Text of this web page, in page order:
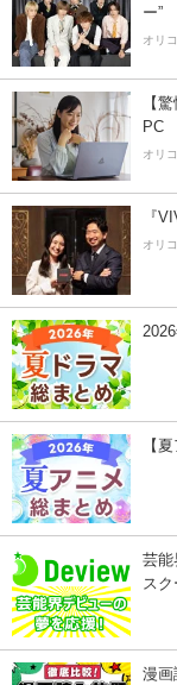
ー”
オリ
【
PC
オリ
『
オリ
【
芸能
ス
漫画